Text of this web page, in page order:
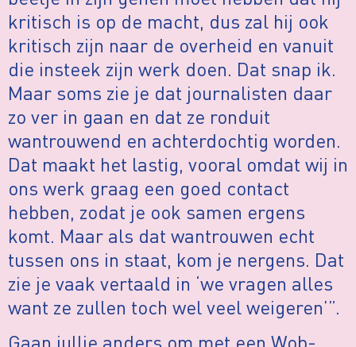
kritisch is op de macht, dus zal hij ook
kritisch zijn naar de overheid en vanuit
die insteek zijn werk doen. Dat snap ik.
Maar soms zie je dat journalisten daar
zo ver in gaan en dat ze ronduit
wantrouwend en achterdochtig worden.
Dat maakt het lastig, vooral omdat wij in
ons werk graag een goed contact
hebben, zodat je ook samen ergens
komt. Maar als dat wantrouwen echt
tussen ons in staat, kom je nergens. Dat
zie je vaak vertaald in ‘we vragen alles
want ze zullen toch wel veel weigeren’”.
Gaan jullie anders om met een Wob-